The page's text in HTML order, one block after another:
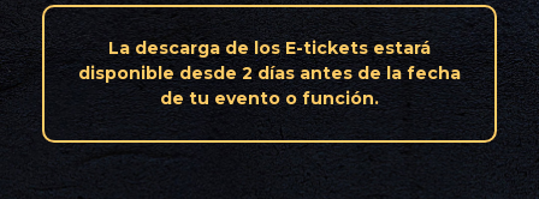
La descarga de los E-tickets estará
disponible desde 2 días antes de la fecha
de tu evento o función.